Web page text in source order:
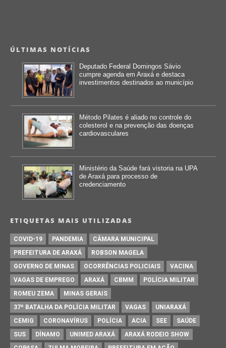
ÚLTIMAS NOTÍCIAS
Deputado Federal Domingos Sávio
cumpre agenda em Araxá e destaca
investimentos destinados ao município
Método Pilates é aliado no controle do
colesterol e na prevenção das doenças
cardiovasculares
Ministério da Saúde fará vistoria na UPA
de Araxá para processo de
credenciamento
ETIQUETAS MAIS UTILIZADAS
COVID-19 PANDEMIA
CÂMARA MUNICIPAL
PREFEITURA DE ARAXÁ
ROBSON MAGELA
GOVERNO DE MINAS
OCORRÊNCIAS POLICIAIS
VACINA
VAGAS DE EMPREGO
ARAXÁ CBMM
POLÍCIA MILITAR
ROMEU ZEMA
MINAS GERAIS
37º BATALHA DA POLÍCIA MILITAR
VAGAS
UNIARAXÁ
CEMIG
CORONAVÍRUS POLÍCIA ACIA SEE
SAÚDE
SUS
DÍNAMO UNIMED ARAXÁ
ARAXÁ RODEIO SHOW